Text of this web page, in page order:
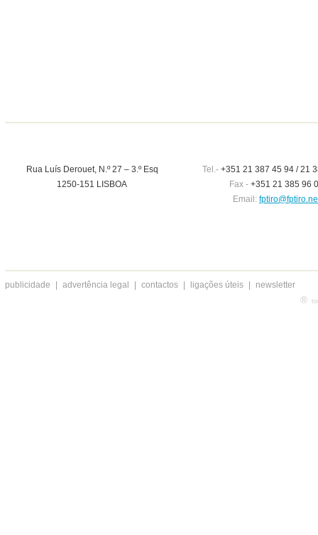
Rua Luís Derouet, N.º 27 – 3.º Esq
1250-151 LISBOA
Tel.-+351 21 387 45 94 / 21
Fax - +351 21 385 96
Email:
publicidade advertência legal contactos ligações úteis newsletter
®